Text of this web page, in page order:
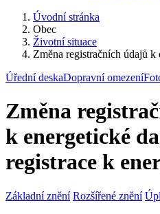
Úvodní stránka
Obec
Životní situace
Změna registračních údajů k
Úřední deskaDopravní omezení
Změna
k energetické
registrace k
Základní znění Rozšířené znění